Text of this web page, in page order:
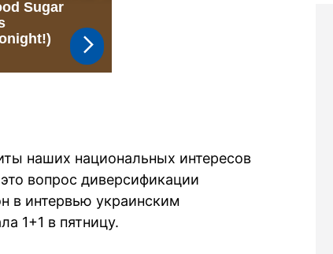
наших национальных интересов
вопрос диверсификации
в интервью украинским
1+1 в пятницу.